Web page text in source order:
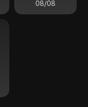
08/08